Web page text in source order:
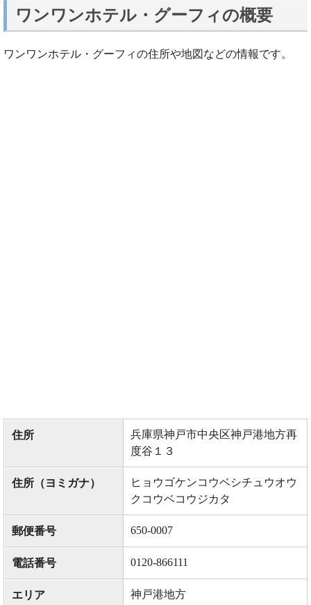
ワンワンホテル・グーフィの概要
ワンワンホテル・グーフィの住所や地図などの情報です。
住所
兵庫県神戸市中央区神戸港地方再
度谷１３
住所（ヨミガナ）
ヒョウゴケンコウベシチュウオウ
クコウベコウジカタ
郵便番号 650-0007
電話番号 0120-866111
エリア 神戸港地方